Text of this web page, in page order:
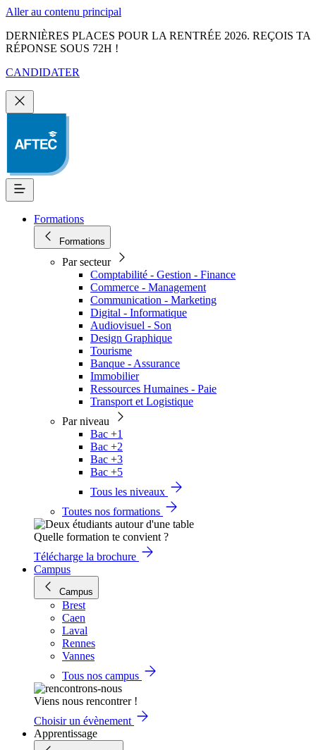
Aller au contenu principal
DERNIÈRES PLACES POUR LA RENTRÉE 2026. REÇOIS TA
RÉPONSE SOUS 72H !
CANDIDATER
Formations
Formations
Par secteur
Comptabilité - Gestion - Finance
Commerce - Management
Communication - Marketing
Digital - Informatique
Audiovisuel - Son
Design Graphique
Tourisme
Banque - Assurance
Immobilier
Ressources Humaines - Paie
Transport et Logistique
Par niveau
Bac +1
Bac +2
Bac +3
Bac +5
Tous les niveaux
Toutes nos formations
Quelle formation te convient ?
Télécharge la brochure
Campus
Campus
Brest
Caen
Laval
Rennes
Vannes
Tous nos campus
Viens nous rencontrer !
Choisir un évènement
Apprentissage